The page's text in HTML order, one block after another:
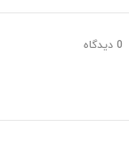
0 دیدگاه